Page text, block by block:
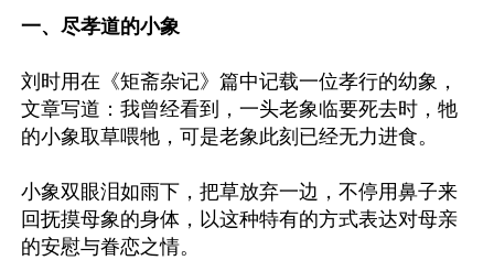
一、尽孝道的小象
刘时用在《矩斋杂记》篇中记载一位孝行的幼象，
文章写道：我曾经看到，一头老象临要死去时，牠
的小象取草喂牠，可是老象此刻已经无力进食。
小象双眼泪如雨下，把草放弃一边，不停用鼻子来
回抚摸母象的身体，以这种特有的方式表达对母亲
的安慰与眷恋之情。